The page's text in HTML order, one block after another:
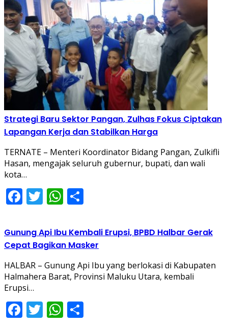
Strategi Baru Sektor Pangan, Zulhas Fokus Ciptakan
Lapangan Kerja dan Stabilkan Harga
TERNATE – Menteri Koordinator Bidang Pangan, Zulkifli
Hasan, mengajak seluruh gubernur, bupati, dan wali
kota…
Facebook
TwitterWhatsApp
Gunung Api Ibu Kembali Erupsi, BPBD Halbar Gerak
Cepat Bagikan Masker
HALBAR – Gunung Api Ibu yang berlokasi di Kabupaten
Halmahera Barat, Provinsi Maluku Utara, kembali
Erupsi…
Facebook
TwitterWhatsApp